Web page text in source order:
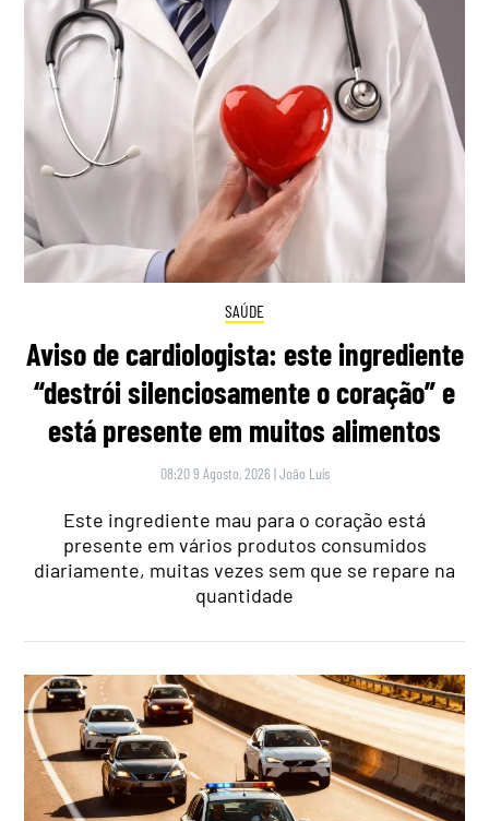
SAÚDE
Aviso de cardiologista: este ingrediente
“destrói silenciosamente o coração” e
está presente em muitos alimentos
08:20 9 Agosto, 2026 |João Luís
Este ingrediente mau para o coração está
presente em vários produtos consumidos
diariamente, muitas vezes sem que se repare na
quantidade